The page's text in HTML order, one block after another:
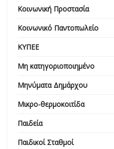
Κοινωνική Προστασία
Κοινωνικό Παντοπωλείο
ΚΥΠΕΕ
Μη κατηγοριοποιημένο
Μηνύματα Δημάρχου
Μικρο-θερμοκοιτίδα
Παιδεία
Παιδικοί Σταθμοί